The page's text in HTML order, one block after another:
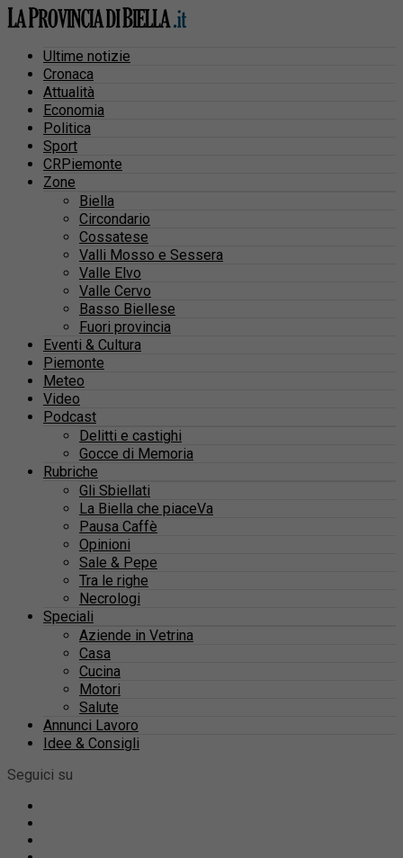
Ultime notizie
Cronaca
Attualità
Economia
Politica
Sport
CRPiemonte
Zone
Biella
Circondario
Cossatese
Valli Mosso e Sessera
Valle Elvo
Valle Cervo
Basso Biellese
Fuori provincia
Eventi & Cultura
Piemonte
Meteo
Video
Podcast
Delitti e castighi
Gocce di Memoria
Rubriche
Gli Sbiellati
La Biella che piaceVa
Pausa Caffè
Opinioni
Sale & Pepe
Tra le righe
Necrologi
Speciali
Aziende in Vetrina
Casa
Cucina
Motori
Salute
Annunci Lavoro
Idee & Consigli
Seguici su